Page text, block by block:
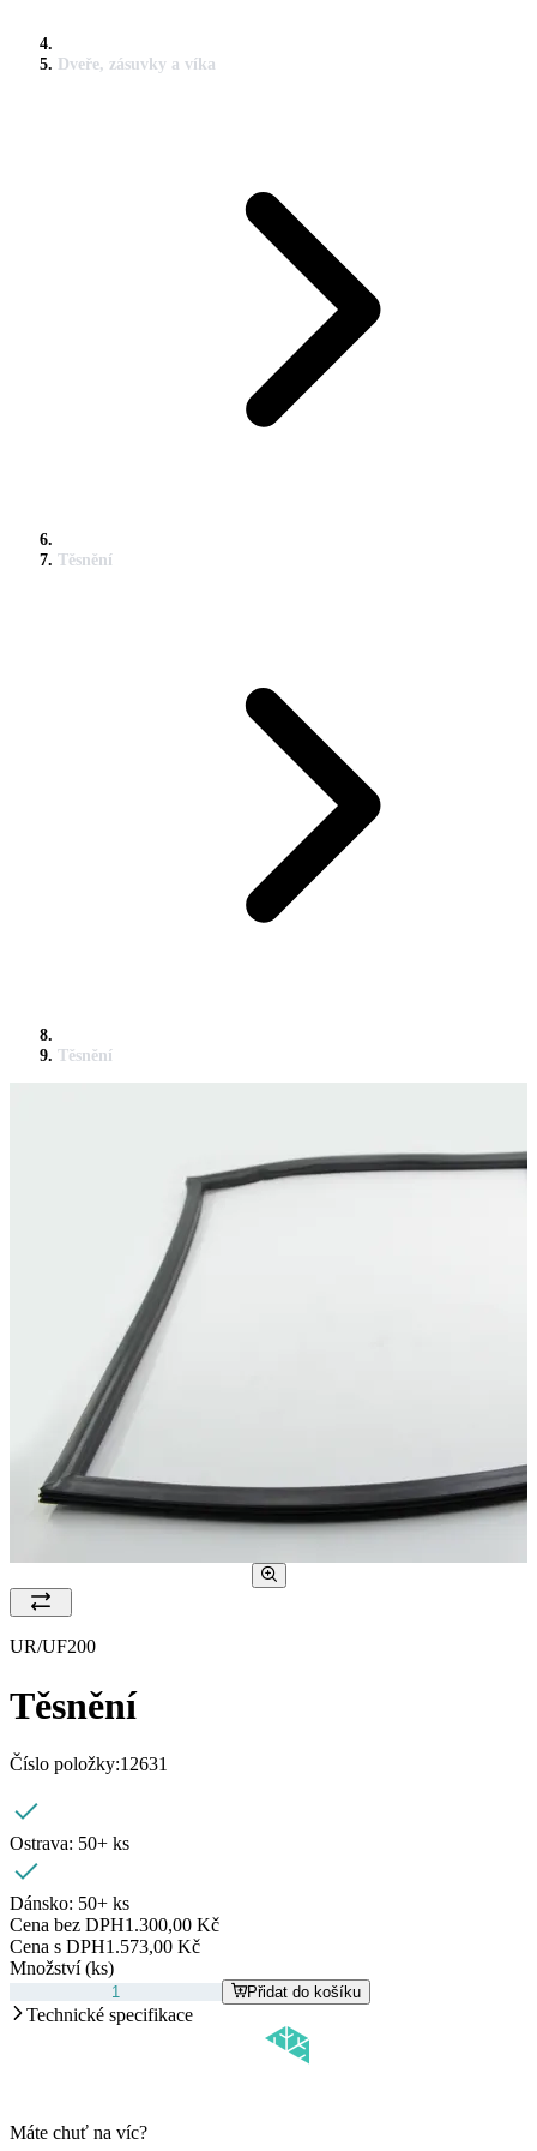
Dveře, zásuvky a víka
Těsnění
Těsnění
UR/UF200
Těsnění
Číslo položky:12631
Ostrava: 50+ ks
Dánsko: 50+ ks
Cena bez DPH1.300,00 Kč
Cena s DPH1.573,00 Kč
Množství (ks)
Přidat do košíku
Technické specifikace
Máte chuť na víc?